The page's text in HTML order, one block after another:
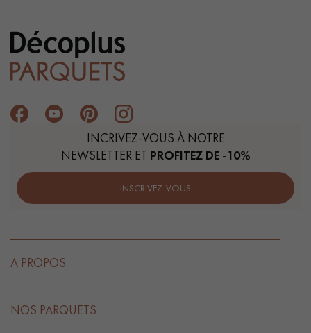
INCRIVEZ-VOUS À NOTRE
NEWSLETTER ET PROFITEZ DE -10%
INSCRIVEZ-VOUS
A PROPOS
NOS PARQUETS